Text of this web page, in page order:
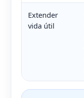
Extender
vida útil